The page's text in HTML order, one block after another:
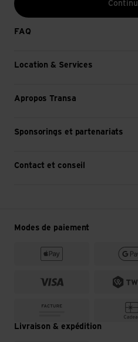
FAQ
Location & Services
Apropos Transa
Sponsorings et partenariats
Contact et conseil
Modes de paiement
Livraison & expédition